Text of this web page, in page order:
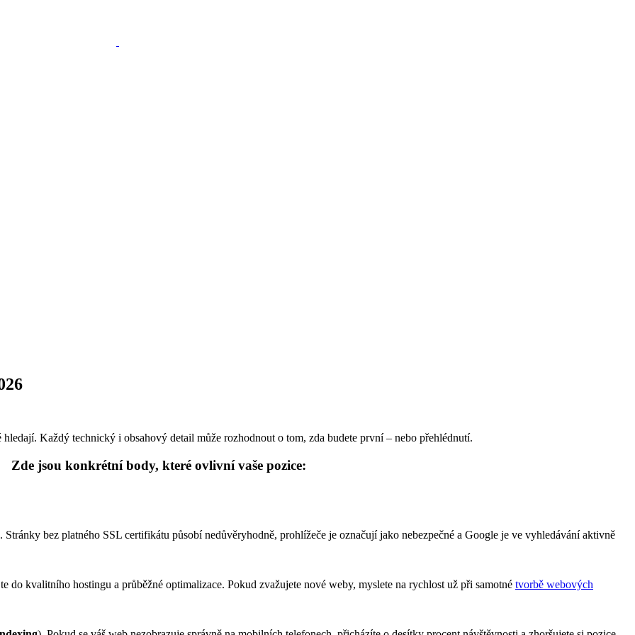
Každý technický i obsahový detail může rozhodnout o tom, zda budete první – nebo přehlédnutí.
Zde jsou konkrétní body, které ovlivní vaše pozice:
. Stránky bez platného SSL certifikátu působí nedůvěryhodně, prohlížeče je označují jako nebezpečné a Google je ve vyhledávání aktivně
do kvalitního hostingu a průběžné optimalizace. Pokud zvažujete nové weby, myslete na rychlost už při samotné tvorbě webových